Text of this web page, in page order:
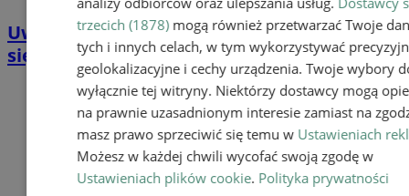
Uwaga na oszustów! E-maile podszywające
się pod CBŚP mogą wyłudzić Twoje dane
trzecich (1878) mogą również przetwarzać Twoje
tych i innych celach, w tym wykorzystywać
geolokalizacyjne i cechy urządzenia. Twoje wybory
wyłącznie tej witryny. Niektórzy dostawcy mogą
na prawnie uzasadnionym interesie zamiast na
masz prawo sprzeciwić się temu w Ustawieniach
Możesz w każdej chwili wycofać swoją zgodę w
Ustawieniach plików cookie. Polityka prywatności